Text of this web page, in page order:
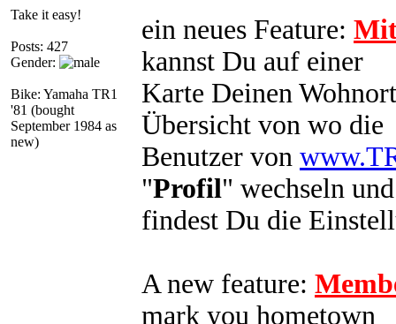
Take it easy!
Posts: 427
Gender:
Bike: Yamaha TR1
'81 (bought
September 1984 as
new)
ein neues Feature:
kannst Du auf einer
Karte Deinen
Übersicht von wo die
Benutzer von
"Profil" wechseln
findest Du die
A new feature:
mark you hometown